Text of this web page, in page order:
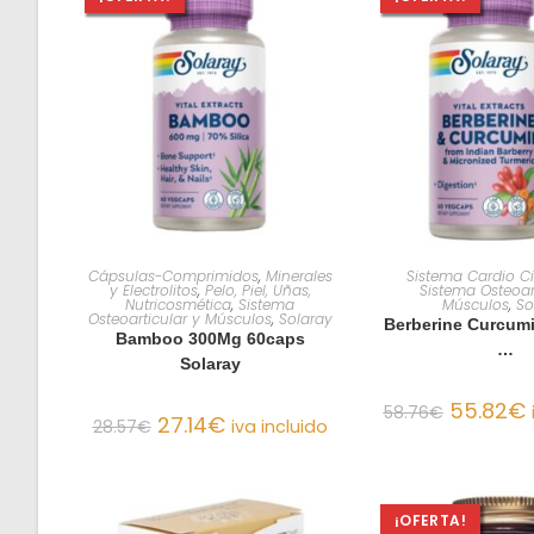
AÑADIR AL CARRITO
Cápsulas-Comprimidos, Minerales
y Electrolitos, Pelo, Piel, Uñas,
Nutricosmética,Sistema
Osteoarticular y Músculos, Solaray
Bamboo 300Mg 60caps
Solaray
28.57€ 27.14€ iva incluido
AÑADIR AL
Sistema Cardio
Sistema
Músculos,
Berberine
…
58.76€ 55.82€
¡OFERTA!